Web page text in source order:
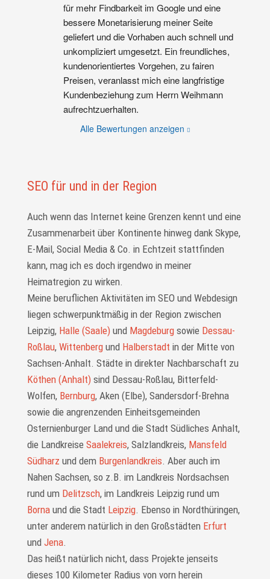
für mehr Findbarkeit im Google und eine
bessere Monetarisierung meiner Seite
geliefert und die Vorhaben auch schnell und
unkompliziert umgesetzt. Ein freundliches,
kundenorientiertes Vorgehen, zu fairen
Preisen, veranlasst mich eine langfristige
Kundenbeziehung zum Herrn Weihmann
aufrechtzuerhalten.
Alle Bewertungen anzeigen
SEO für und in der Region
Auch wenn das Internet keine Grenzen kennt und eine
Zusammenarbeit über Kontinente hinweg dank Skype,
E-Mail, Social Media & Co. in Echtzeit statt­finden
kann, mag ich es doch irgendwo in meiner
Heimatregion zu wirken.
Meine beruflichen Aktivitäten im SEO und Webdesign
liegen schwer­punkt­mäßig in der Region zwischen
Leipzig, Halle (Saale)und Magdeburgsowie Dessau-
Roßlau, Wittenbergund Halberstadt in der Mitte von
Sachsen-Anhalt. Städte in direkter Nachbarschaft zu
Köthen (Anhalt)sind Dessau-Roßlau, Bitterfeld-
Wolfen, Bernburg, Aken (Elbe), Sandersdorf-Brehna
sowie die angrenzenden Einheitsgemeinden
Osternienburger Land und die Stadt Südliches Anhalt,
die Landkreise Saalekreis, Salzlandkreis, Mansfeld
Südharz und dem Burgenlandkreis . Aber auch im
Nahen Sachsen, so z.B. im Landkreis Nordsachsen
rund um Delitzsch, im Landkreis Leipzig rund um
Bornaund die Stadt Leipzig. Ebenso in Nordthüringen,
unter anderem natürlich in den Großstädten Erfurt
und Jena.
Das heißt natürlich nicht, dass Projekte jenseits
dieses 100 Kilometer Radius von vorn herein